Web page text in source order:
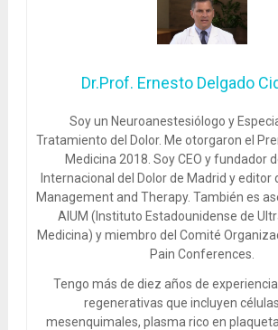
Dr.Prof. Ernesto Delgado
Soy un Neuroanestesiólogo y
Tratamiento del Dolor. Me otorgaron el
Medicina 2018. Soy CEO y fundador
Internacional del Dolor de Madrid y editor
Management and Therapy. También es
AIUM (Instituto Estadounidense de
Medicina) y miembro del Comité
Pain Conferences.
Tengo más de diez años de
regenerativas que incluyen
mesenquimales, plasma rico en